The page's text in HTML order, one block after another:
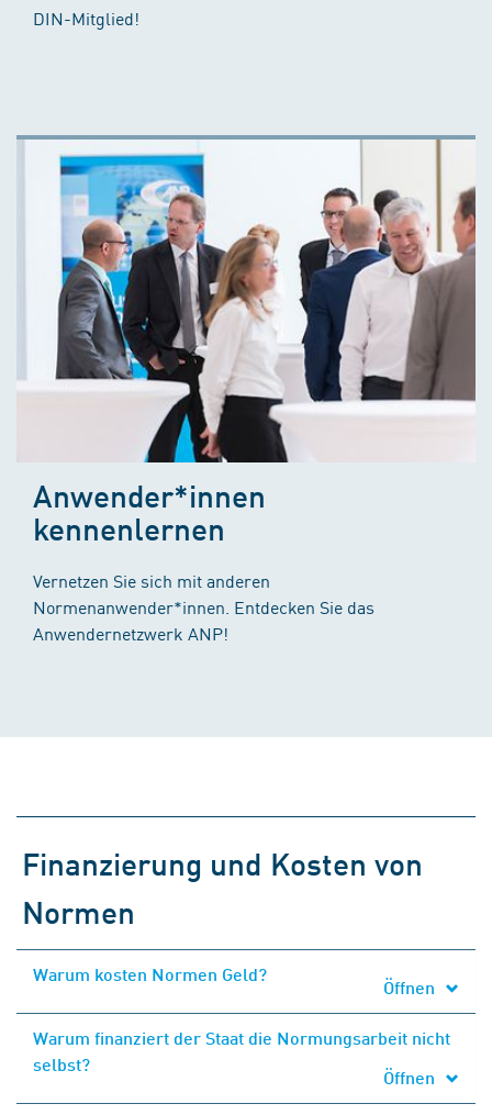
DIN-Mitglied!
Anwender*innen
kennenlernen
Vernetzen Sie sich mit anderen
Normenanwender*innen. Entdecken Sie das
Anwendernetzwerk ANP!
Finanzierung und Kosten von
Normen
Warum kosten Normen Geld?
Öffnen
Warum finanziert der Staat die Normungsarbeit nicht
selbst?
Öffnen